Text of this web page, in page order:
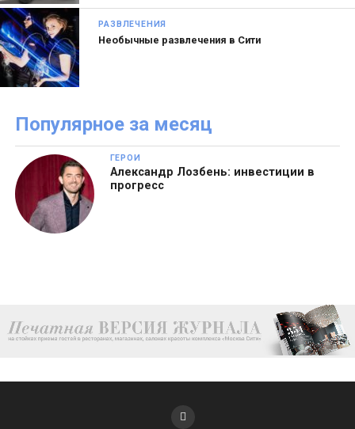
РАЗВЛЕЧЕНИЯ
Необычные развлечения в Сити
Популярное за месяц
ГЕРОИ
Александр Лозбень: инвестиции в
прогресс